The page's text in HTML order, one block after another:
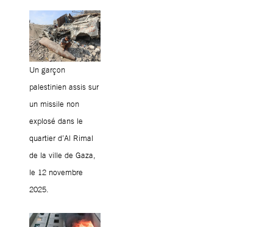
Un garçon
palestinien assis sur
un missile non
explosé dans le
quartier d’Al Rimal
de la ville de Gaza,
le 12 novembre
2025.